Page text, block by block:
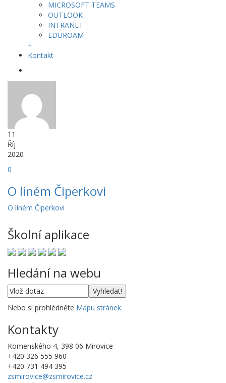
MICROSOFT TEAMS
OUTLOOK
INTRANET
EDUROAM
+
Kontakt
11
Říj
2020
0
O líném Čiperkovi
O líném Čiperkovi
Školní aplikace
Hledání na webu
Nebo si prohlédněte Mapu stránek.
Kontakty
Komenského 4, 398 06 Mirovice
+420 326 555 960
+420 731 494 395
zsmirovice@zsmirovice.cz